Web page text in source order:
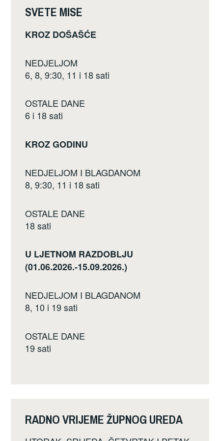
e
b
o
o
k
er e
SVETE MISE
KROZ DOŠAŠĆE
NEDJELJOM
6, 8, 9:30, 11 i 18 sati
OSTALE DANE
6 i 18 sati
KROZ GODINU
NEDJELJOM I BLAGDANOM
8, 9:30, 11 i 18 sati
OSTALE DANE
18 sati
U LJETNOM RAZDOBLJU
(01.06.2026.-15.09.2026.)
NEDJELJOM I BLAGDANOM
8, 10 i 19 sati
OSTALE DANE
19 sati
RADNO VRIJEME ŽUPNOG UREDA